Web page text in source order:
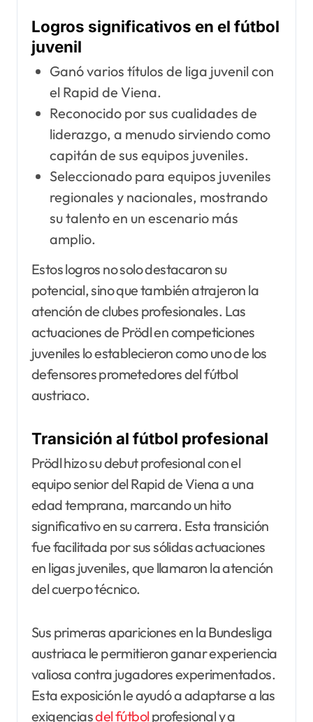
Logros significativos en el fútbol
juvenil
Ganó varios títulos de liga juvenil con
el Rapid de Viena.
Reconocido por sus cualidades de
liderazgo, a menudo sirviendo como
capitán de sus equipos juveniles.
Seleccionado para equipos juveniles
regionales y nacionales, mostrando
su talento en un escenario más
amplio.
Estos logros no solo destacaron su
potencial, sino que también atrajeron la
atención de clubes profesionales. Las
actuaciones de Prödl en competiciones
juveniles lo establecieron como uno de los
defensores prometedores del fútbol
austriaco.
Transición al fútbol profesional
Prödl hizo su debut profesional con el
equipo senior del Rapid de Viena a una
edad temprana, marcando un hito
significativo en su carrera. Esta transición
fue facilitada por sus sólidas actuaciones
en ligas juveniles, que llamaron la atención
del cuerpo técnico.
Sus primeras apariciones en la Bundesliga
austriaca le permitieron ganar experiencia
valiosa contra jugadores experimentados.
Esta exposición le ayudó a adaptarse a las
exigenciasdel fútbolprofesional y a